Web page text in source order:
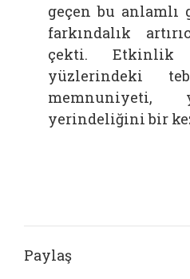
geçen bu
farkındalık
çekti. Etkinlik
yüzlerindeki
memnuniyeti,
yerindeliğini bir
Paylaş